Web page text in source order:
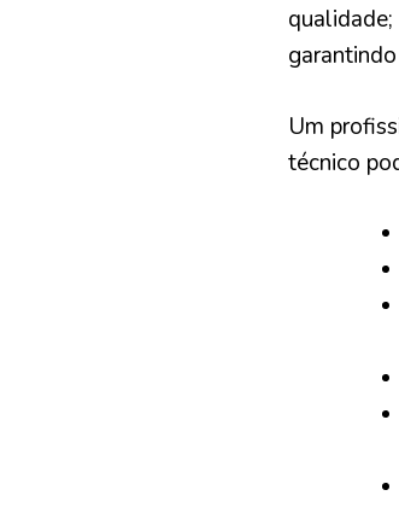
Um
técnico